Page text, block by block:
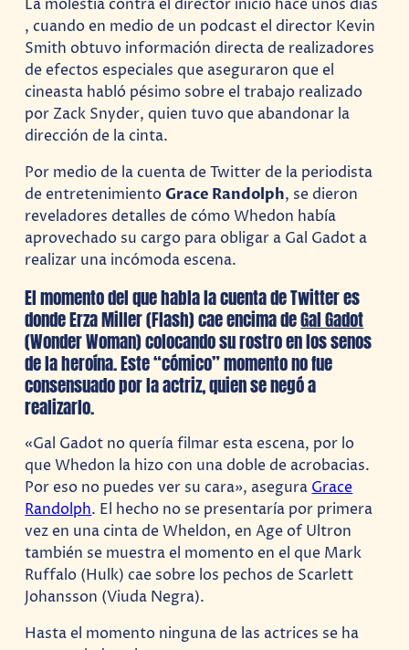
La molestia contra el director inicio hace unos días
, cuando en medio de un podcast el director Kevin
Smith obtuvo información directa de realizadores
de efectos especiales que aseguraron que el
cineasta habló pésimo sobre el trabajo realizado
por Zack Snyder, quien tuvo que abandonar la
dirección de la cinta.
Por medio de la cuenta de Twitter de la periodista
de entretenimientoGrace Randolph, se dieron
reveladores detalles de cómo Whedon había
aprovechado su cargo para obligar a Gal Gadot a
realizar una incómoda escena.
El momento del que habla la cuenta de Twitter es
donde Erza Miller (Flash) cae encima deGal Gadot
(Wonder Woman) colocando su rostro en los senos
de la heroína. Este “cómico” momento no fue
consensuado por la actriz, quien se negó a
realizarlo.
«Gal Gadot no quería filmar esta escena, por lo
que Whedon la hizo con una doble de acrobacias.
Por eso no puedes ver su cara», asegura Grace
Randolph. El hecho no se presentaría por primera
vez en una cinta de Wheldon, en Age of Ultron
también se muestra el momento en el que Mark
Ruffalo (Hulk) cae sobre los pechos de Scarlett
Johansson (Viuda Negra).
Hasta el momento ninguna de las actrices se ha